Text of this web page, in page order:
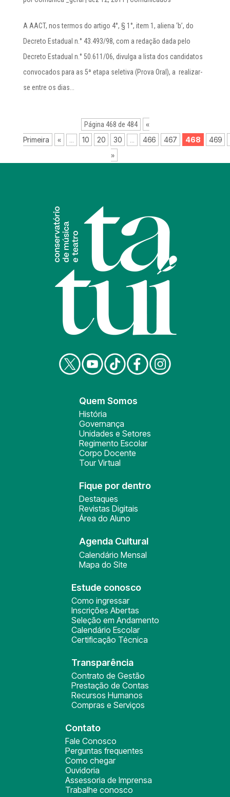
A AACT, nos termos do artigo 4°, § 1°, item 1, aliena ‘b’, do
Decreto Estadual n.° 43.493/98, com a redação dada pelo
Decreto Estadual n.° 50.611/06, divulga a lista dos candidatos
convocados para as 5ª etapa seletiva (Prova Oral), a realizar-
se entre os dias...
Página 468 de 484
«
Primeira
« 10 20 30 466 467 468 469
»
Quem Somos
História
Governança
Unidades e Setores
Regimento Escolar
Corpo Docente
Tour Virtual
Fique por dentro
Destaques
Revistas Digitais
Área do Aluno
Agenda Cultural
Calendário Mensal
Mapa do Site
Estude conosco
Como ingressar
Inscrições Abertas
Seleção em Andamento
Calendário Escolar
Certificação Técnica
Transparência
Contrato de Gestão
Prestação de Contas
Recursos Humanos
Compras e Serviços
Contato
Fale Conosco
Perguntas frequentes
Como chegar
Ouvidoria
Assessoria de Imprensa
Trabalhe conosco